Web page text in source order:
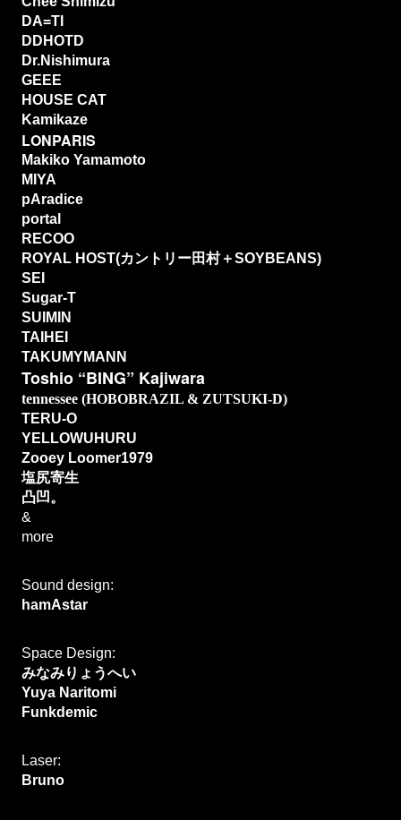
DA=TI
DDHOTD
Dr.Nishimura
GEEE
HOUSE CAT
Kamikaze
LONPARIS
Makiko Yamamoto
MIYA
pAradice
portal
RECOO
ROYAL HOST(カントリー田村＋SOYBEANS)
SEI
Sugar-T
SUIMIN
TAIHEI
TAKUMYMANN
Toshio “BING” Kajiwara
tennessee (HOBOBRAZIL & ZUTSUKI-D)
TERU-O
YELLOWUHURU
Zooey Loomer1979
塩尻寄生
凸凹。
&
more
Sound design:
hamAstar
Space Design:
みなみりょうへい
Yuya Naritomi
Funkdemic
Laser:
Bruno